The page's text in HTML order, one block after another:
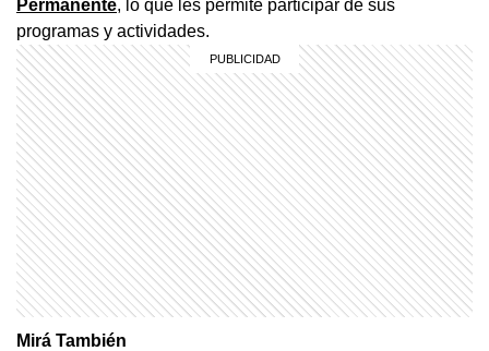
Permanente, lo que les permite participar de sus
programas y actividades.
Mirá También